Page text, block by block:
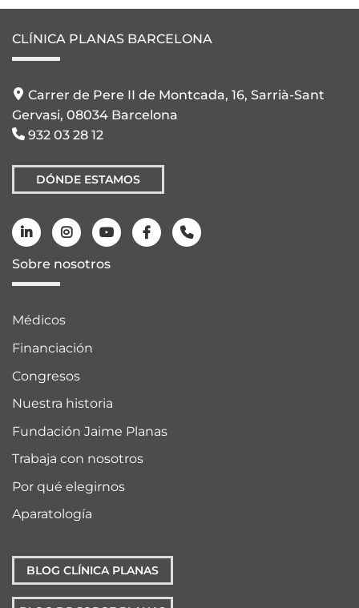
CLÍNICA PLANAS BARCELONA
Carrer de Pere II de Montcada, 16, Sarrià-Sant
Gervasi, 08034 Barcelona
932 03 28 12
DÓNDE ESTAMOS
Sobre nosotros
Médicos
Financiación
Congresos
Nuestra historia
Fundación Jaime Planas
Trabaja con nosotros
Por qué elegirnos
Aparatología
BLOG CLÍNICA PLANAS